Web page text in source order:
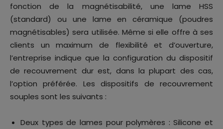
fonction de la magnétisabilité, une lame HSS
(standard) ou une lame en céramique (poudres
magnétisables) sera utilisée. Même si elle offre à ses
clients un maximum de flexibilité et d’ouverture,
l’entreprise indique que la configuration du dispositif
de recouvrement dur est, dans la plupart des cas,
l’option préférée. Les dispositifs de recouvrement
souples sont les suivants :
Deux types de lames pour polymères : Silicone et